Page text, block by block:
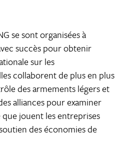
se sont organisées à
succès pour obtenir
sur les
collaborent de plus en plus
des armements légers et
alliances pour examiner
jouent les entreprises
des économies de